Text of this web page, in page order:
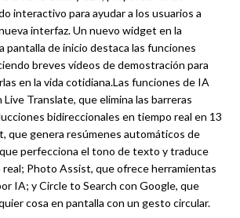
interactivo para ayudar a los usuarios a
interfaz. Un nuevo widget en la
pantalla de inicio destaca las funciones
breves vídeos de demostración para
en la vida cotidiana.Las funciones de IA
Translate, que elimina las barreras
bidireccionales en tiempo real en 13
que genera resúmenes automáticos de
perfecciona el tono de texto y traduce
Photo Assist, que ofrece herramientas
IA; y Circle to Search con Google, que
cosa en pantalla con un gesto circular.